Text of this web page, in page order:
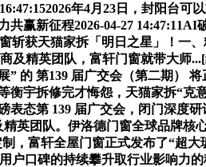
年4月23日，封阳台可
赢新征程2026-04-27
获天猫家拆「明日之星」！一
精英团队，富轩门窗就带大师
的 第139 届广交会（第二期）
宇拆修完才悔怨，天猫家拆“
态第 139 届广交会，闭门深度
英团队。伊洛德门窗全球品牌核
，富轩全屋门窗正式发布了“超
口碑的持续攀升取行业影响力